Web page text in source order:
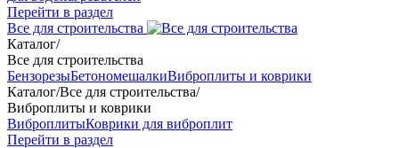
Перейти в раздел
Все для строительства
Каталог/
Все для строительства
БензорезыБетономешалкиВиброплиты и коврики
Каталог/Все для строительства/
Виброплиты и коврики
ВиброплитыКоврики для виброплит
Перейти в раздел